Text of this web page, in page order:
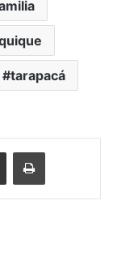
tarapacá
Enviar vía email Imprimir